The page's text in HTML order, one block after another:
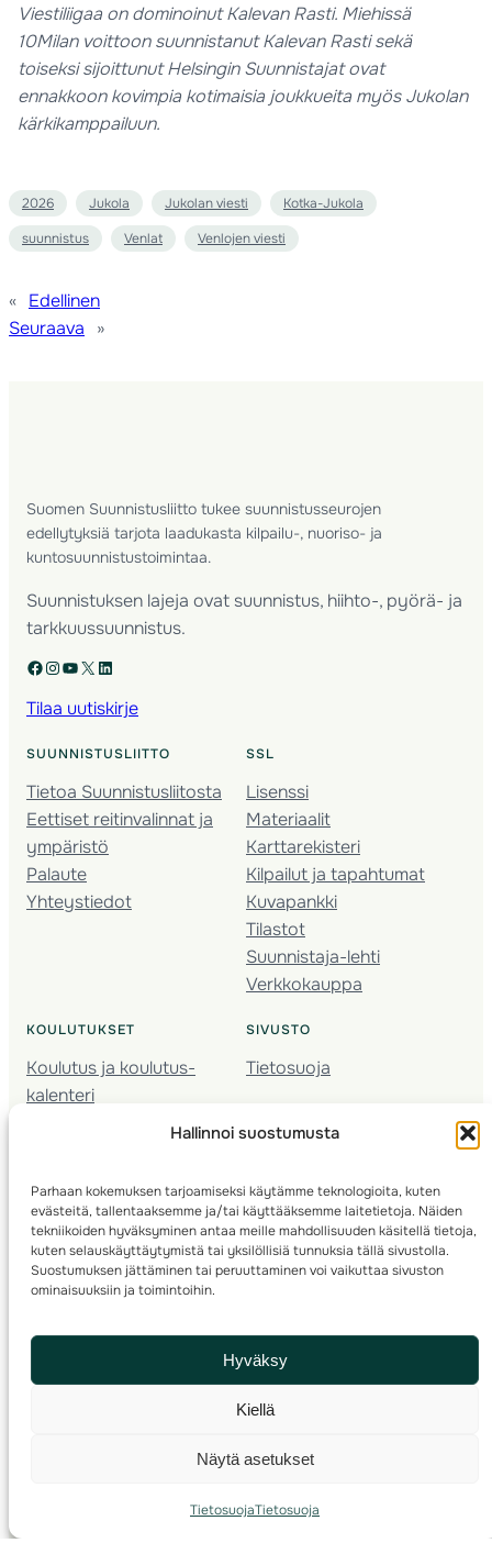
Hallinnoi suostumusta
Parhaan kokemuksen tarjoamiseksi käytämme teknologioita, kuten
evästeitä, tallentaaksemme ja/tai käyttääksemme laitetietoja. Näiden
tekniikoiden hyväksyminen antaa meille mahdollisuuden käsitellä tietoja,
kuten selauskäyttäytymistä tai yksilöllisiä tunnuksia tällä sivustolla.
Suostumuksen jättäminen tai peruuttaminen voi vaikuttaa sivuston
ominaisuuksiin ja toimintoihin.
Hyväksy
Kiellä
Näytä asetukset
TietosuojaTietosuoja
Viestiliigaa on dominoinut Kalevan Rasti. Miehissä
10Milan voittoon suunnistanut Kalevan Rasti sekä
toiseksi sijoittunut Helsingin Suunnistajat ovat
ennakkoon kovimpia kotimaisia joukkueita myös Jukolan
kärkikamppailuun.
2026 Jukola Jukolan viesti
Kotka-Jukola
suunnistus
Venlat Venlojen viesti
« Edellinen
Seuraava
»
Suomen Suunnistusliitto tukee suunnistusseurojen
edellytyksiä tarjota laadukasta kilpailu-, nuoriso- ja
kuntosuunnistustoimintaa.
Suunnistuksen lajeja ovat suunnistus, hiihto-, pyörä- ja
tarkkuussuunnistus.
Facebook Instagram YouTube X LinkedIn
Tilaa uutiskirje
SUUNNISTUSLIITTO
Tietoa Suunnistusliitosta
Eettiset reitinvalinnat ja
ympäristö
Palaute
Yhteystiedot
SSL
Lisenssi
Materiaalit
Karttarekisteri
Kilpailut ja tapahtumat
Kuvapankki
Tilastot
Suunnistaja-lehti
Verkkokauppa
KOULUTUKSET
Koulutus ja koulutus­
kalenteri
Nuorison koulutukset
Kartoitus
Ratamestari
SIVUSTO
Tietosuoja
© 2025 ·Suomen Suunnistusliitto· Valimotie 10, 00380 Helsinki, Finland
info(a)suunnistusliitto.fi,Rastilipun asiat: rastilippu(a)suunnistusliitto.fi
Kilpailut ja kuntorastit – Rastilippu:::Rastilipun ohjeet